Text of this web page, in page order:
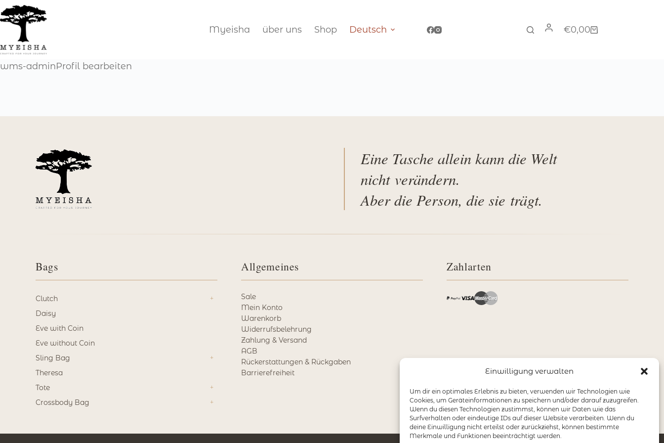
Einwilligung verwalten
Um dir ein optimales Erlebnis zu bieten, verwenden wir Technologien wie
Cookies, um Geräteinformationen zu speichern und/oder darauf zuzugreifen.
Wenn du diesen Technologien zustimmst, können wir Daten wie das
Surfverhalten oder eindeutige IDs auf dieser Website verarbeiten. Wenn du
deine Einwilligung nicht erteilst oder zurückziehst, können bestimmte
Merkmale und Funktionen beeinträchtigt werden.
Zum
Inhalt
springen
Myeisha über uns Shop Deutsch
Warenkorb
€0,00
wms-adminProfil bearbeiten
Eine Tasche allein kann die Welt
nicht verändern.
Aber die Person, die sie trägt.
Bags
Clutch
Daisy
Eve with Coin
Eve without Coin
Sling Bag
Theresa
Tote
Crossbody Bag
Allgemeines
Sale
Mein Konto
Warenkorb
Widerrufsbelehrung
Zahlung & Versand
AGB
Rückerstattungen & Rückgaben
Barrierefreiheit
Zahlarten